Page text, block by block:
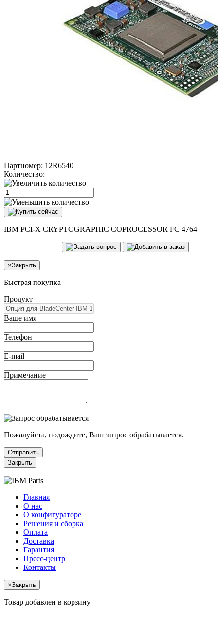
Партномер: 12R6540
Количество:
IBM PCI-X CRYPTOGRAPHIC COPROCESSOR FC 4764
×Закрыть
Быстрая покупка
Продукт
Ваше имя
Телефон
E-mail
Примечание
Пожалуйста, подождите, Ваш запрос обрабатывается.
Отправить
Закрыть
Главная
О нас
О конфигураторе
Решения и сборка
Оплата
Доставка
Гарантия
Пресс-центр
Контакты
×Закрыть
Товар добавлен в корзину